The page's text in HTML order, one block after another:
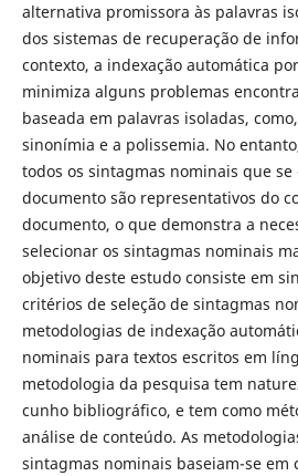
alternativa promissora às palavras
dos sistemas de recuperação de
contexto, a indexação automática
minimiza alguns problemas
baseada em palavras isoladas,
sinonímia e a polissemia. No
todos os sintagmas nominais que
documento são representativos do
documento, o que demonstra a
selecionar os sintagmas nominais
objetivo deste estudo consiste em
critérios de seleção de sintagmas
metodologias de indexação
nominais para textos escritos em
metodologia da pesquisa tem
cunho bibliográfico, e tem como
análise de conteúdo. As
sintagmas nominais baseiam-se em